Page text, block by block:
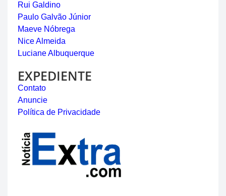
Rui Galdino
Paulo Galvão Júnior
Maeve Nóbrega
Nice Almeida
Luciane Albuquerque
EXPEDIENTE
Contato
Anuncie
Política de Privacidade